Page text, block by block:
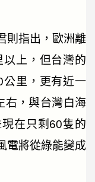
則指出，歐洲離
上，但台灣的
公里，更有近一
右，與台灣白海
在只剩60隻的
電將從綠能變成